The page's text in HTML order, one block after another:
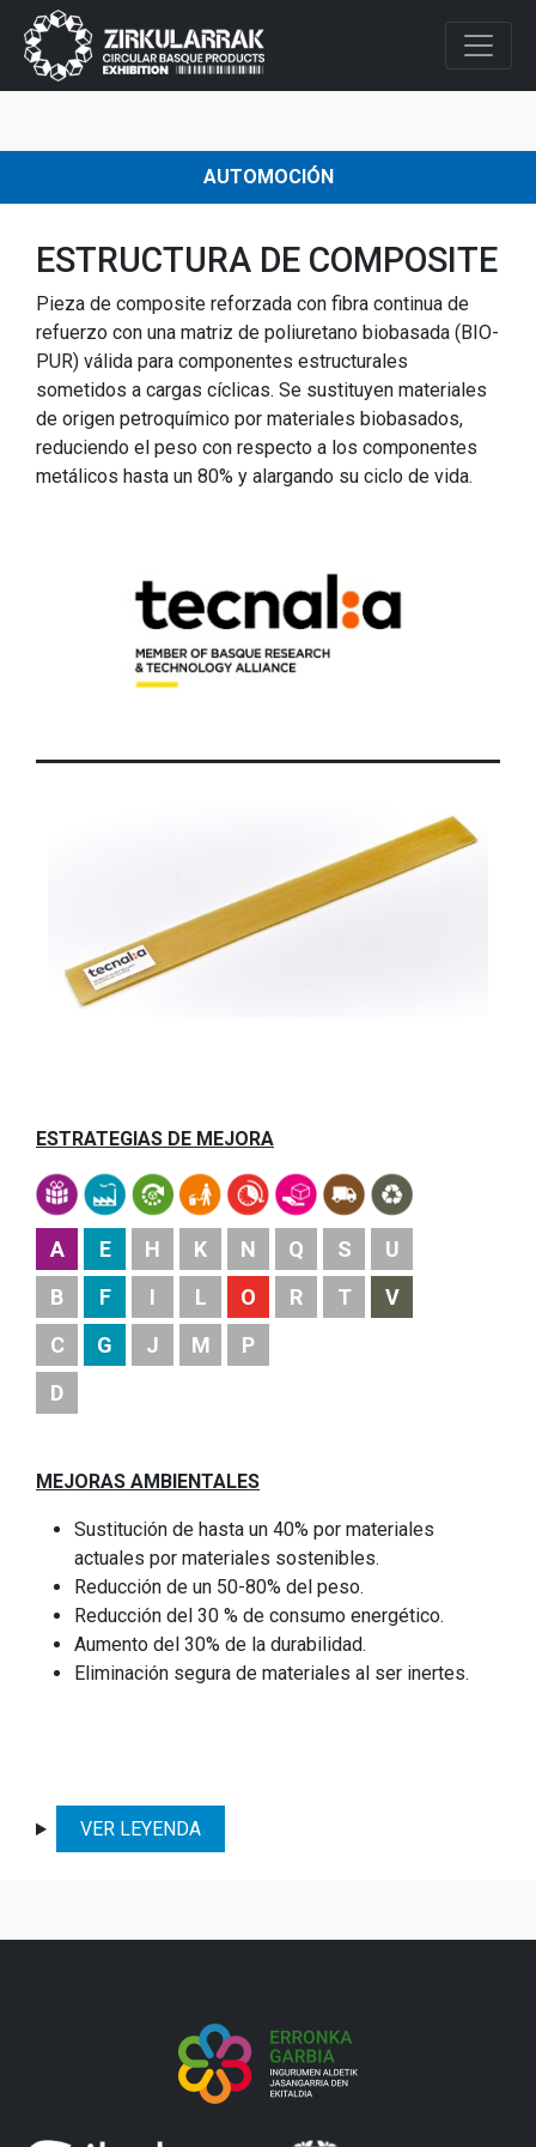
AUTOMOCIÓN
ESTRUCTURA DE COMPOSITE
Pieza de composite reforzada con fibra continua de
refuerzo con una matriz de poliuretano biobasada (BIO-
PUR) válida para componentes estructurales
sometidos a cargas cíclicas. Se sustituyen materiales
de origen petroquímico por materiales biobasados,
reduciendo el peso con respecto a los componentes
metálicos hasta un 80% y alargando su ciclo de vida.
ESTRATEGIAS DE MEJORA
A
B
C
D
E
F
G
H
I
J
K
L
M
N
O
P
Q
R
S
T
U
V
MEJORAS AMBIENTALES
Sustitución de hasta un 40% por materiales
actuales por materiales sostenibles.
Reducción de un 50-80% del peso.
Reducción del 30 % de consumo energético.
Aumento del 30% de la durabilidad.
Eliminación segura de materiales al ser inertes.
VER LEYENDA